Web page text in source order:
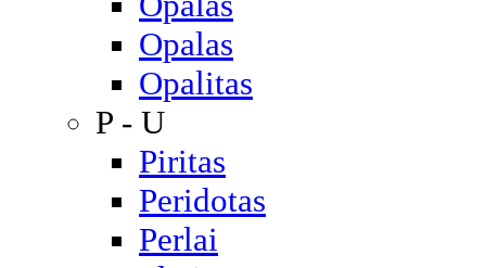
Opalas
Opalitas
P - U
Piritas
Peridotas
Perlai